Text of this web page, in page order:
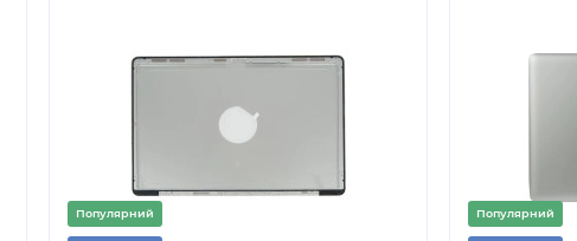
Популярний Популярний